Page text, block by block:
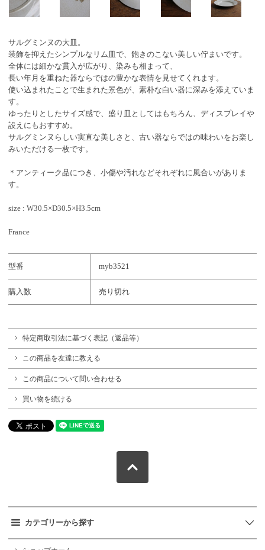
サルグミンヌの大皿。
装飾を抑えたシンプルなリム皿で、飽きのこない美しい佇まいです。
全体には細かな貫入が広がり、染みも相まって、
長い年月を重ねた器ならではの豊かな表情を見せてくれます。
使い込まれたことで生まれた景色が、素朴な白い器に深みを添えていま
す。
ゆったりとしたサイズ感で、盛り皿としてはもちろん、ディスプレイや
設えにもおすすめ。
サルグミンヌらしい実直な美しさと、古い器ならではの味わいをお楽し
みいただける一枚です。
＊アンティーク品につき、小傷や汚れなどそれぞれに風合いがありま
す。
size : W30.5×D30.5×H3.5cm
France
型番 myb3521
購入数 売り切れ
特定商取引法に基づく表記（返品等）
この商品を友達に教える
この商品について問い合わせる
買い物を続ける
カテゴリーから探す